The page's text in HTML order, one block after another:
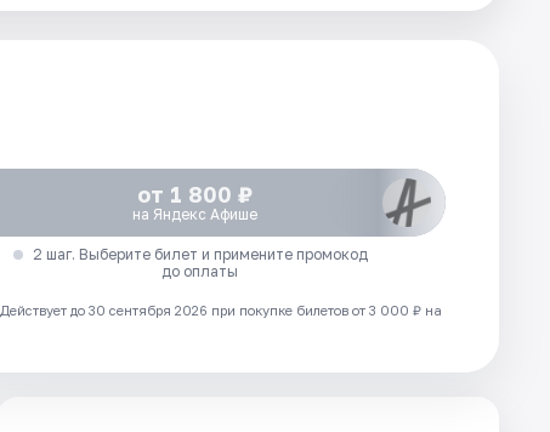
от 1 800 ₽
на Яндекс Афише
2 шаг. Выберите билет и примените промокод
до оплаты
Действует до 30 сентября 2026 при покупке билетов от 3 000 ₽ на